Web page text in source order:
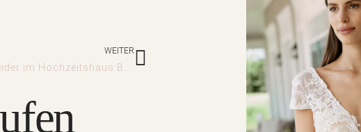
WEITER
Brautkleider im Hochzeitshaus Boos
Nächster